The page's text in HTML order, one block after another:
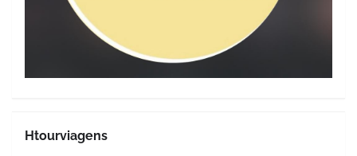
Htourviagens